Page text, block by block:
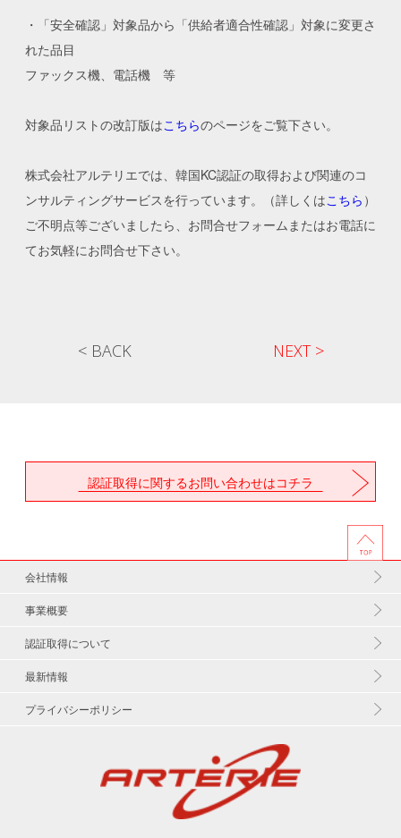
・「安全確認」対象品から「供給者適合性確認」対象に変更さ
れた品目
ファックス機、電話機 等
対象品リストの改訂版はこちらのページをご覧下さい。
株式会社アルテリエでは、韓国KC認証の取得および関連のコ
ンサルティングサービスを行っています。（詳しくはこちら ）
ご不明点等ございましたら、お問合せフォームまたはお電話に
てお気軽にお問合せ下さい。
< BACK NEXT >
認証取得に関するお問い合わせはコチラ
会社情報
事業概要
認証取得について
最新情報
プライバシーポリシー